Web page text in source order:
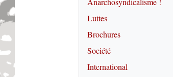
Luttes
Brochures
Société
International